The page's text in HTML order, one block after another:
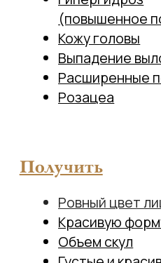
Получить
Ровный цвет лица
Красивую формугуб
Объемскул
Удалить
Сосудистые звездочки
Пигментные
пятна
Веснушки
Постакне
Родинку/папиллому или